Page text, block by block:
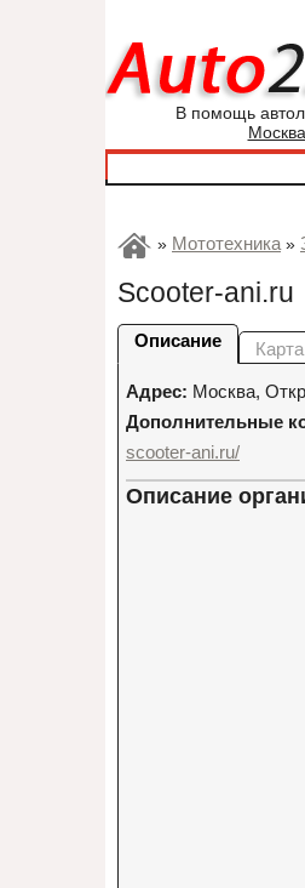
В помощь
Москва
» Мототехника»
Scooter-ani.ru
Описание Карта
Адрес: Москва,
Дополнительные
scooter-ani.ru/
Описание